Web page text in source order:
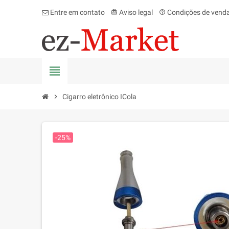
Entre em contato card_giftcard Aviso legal help_outline Condições de
view_headline
chevron_right Cigarro eletrônico ICola
-25%